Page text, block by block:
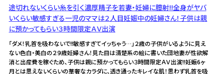
途切れないくらい糸を引く濃厚精子を若妻・妊婦に膣射!!全身がヤバ
いくらい敏感すぎる一児のママは２人目妊娠中の妊婦さん！子供は親
に預かってもらい３時間限定ＡＶ出演
「ダメ！乳首を吸わないで!!敏感すぎてイッちゃう…」２歳の子供がいるように見え
ない色白・美白の２９歳妊婦さん！見た目は清楚系の絵に書いた団地妻が性欲解
消と出産費を稼ぐため、子供は親に預かってもらい３時間限定ＡＶ出演!!妊娠6ヶ
月とは思えないくらいの華奢なカラダに、透き通ったキレイな肌！思わず乳首を吸